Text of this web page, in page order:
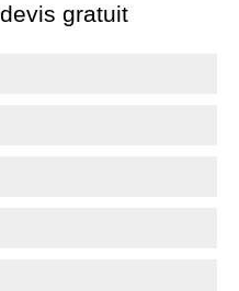
gratuit